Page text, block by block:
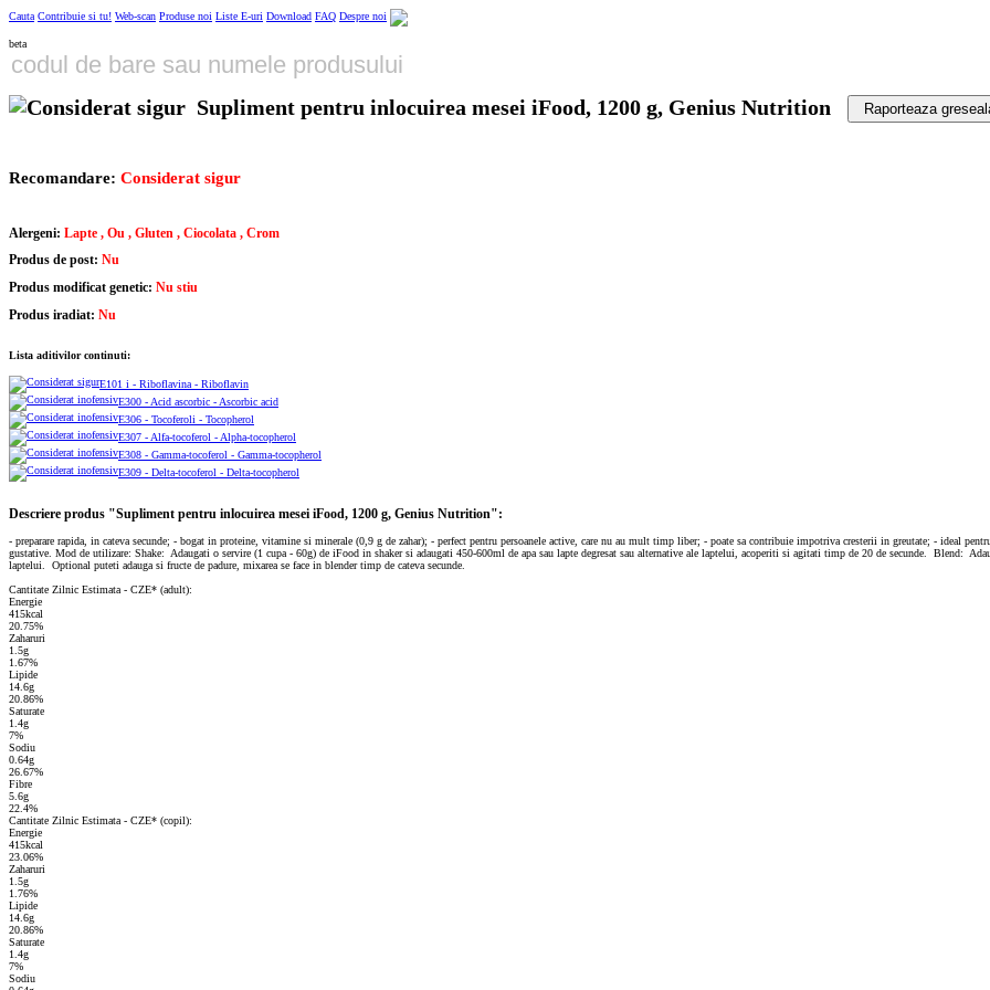
Cauta Contribuie si tu! Web-scan Produse noi Liste E-uri Download FAQ Despre noi
beta
Supliment pentru inlocuirea mesei iFood, 1200 g, Genius Nutrition Raporteaza
Recomandare: Considerat sigur
Alergeni: Lapte , Ou , Gluten , Ciocolata , Crom
Produs de post: Nu
Produs modificat genetic: Nu stiu
Produs iradiat: Nu
Lista aditivilor continuti:
E101 i - Riboflavina - Riboflavin
E300 - Acid ascorbic - Ascorbic acid
E306 - Tocoferoli - Tocopherol
E307 - Alfa-tocoferol - Alpha-tocopherol
E308 - Gamma-tocoferol - Gamma-tocopherol
E309 - Delta-tocoferol - Delta-tocopherol
Descriere produs "Supliment pentru inlocuirea mesei iFood, 1200 g, Genius Nutrition":
- preparare rapida, in cateva secunde; - bogat in proteine, vitamine si minerale (0,9 g de zahar); - perfect pentru persoanele active, care nu au mult timp liber; - poate sa contribuie impotriva cresterii in greutate; - ideal
gustative. Mod de utilizare: Shake: Adaugati o servire (1 cupa - 60g) de iFood in shaker si adaugati 450-600ml de apa sau lapte degresat sau alternative ale laptelui, acoperiti si agitati timp de 20 de secunde. Blend:
laptelui. Optional puteti adauga si fructe de padure, mixarea se face in blender timp de cateva secunde.
Cantitate Zilnic Estimata - CZE* (adult):
Energie
415kcal
20.75%
Zaharuri
1.5g
1.67%
Lipide
14.6g
20.86%
Saturate
1.4g
7%
Sodiu
0.64g
26.67%
Fibre
5.6g
22.4%
Cantitate Zilnic Estimata - CZE* (copil):
Energie
415kcal
23.06%
Zaharuri
1.5g
1.76%
Lipide
14.6g
20.86%
Saturate
1.4g
7%
Sodiu